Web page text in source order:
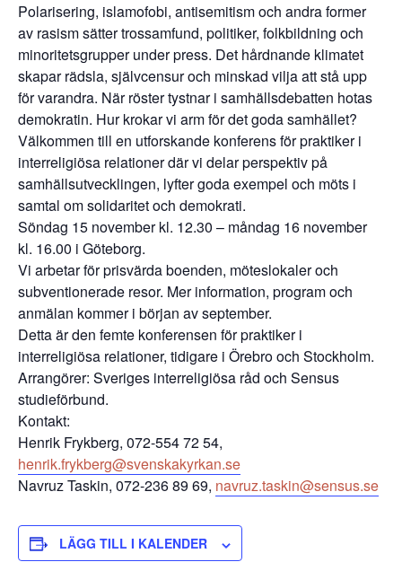
Polarisering, islamofobi, antisemitism och andra former
av rasism sätter trossamfund, politiker, folkbildning och
minoritetsgrupper under press. Det hårdnande klimatet
skapar rädsla, självcensur och minskad vilja att stå upp
för varandra. När röster tystnar i samhällsdebatten hotas
demokratin. Hur krokar vi arm för det goda samhället?
Välkommen till en utforskande konferens för praktiker i
interreligiösa relationer där vi delar perspektiv på
samhällsutvecklingen, lyfter goda exempel och möts i
samtal om solidaritet och demokrati.
Söndag 15 november kl. 12.30 – måndag 16 november
kl. 16.00 i Göteborg.
Vi arbetar för prisvärda boenden, möteslokaler och
subventionerade resor. Mer information, program och
anmälan kommer i början av september.
Detta är den femte konferensen för praktiker i
interreligiösa relationer, tidigare i Örebro och Stockholm.
Arrangörer: Sveriges interreligiösa råd och Sensus
studieförbund.
Kontakt:
Henrik Frykberg, 072-554 72 54,
henrik.frykberg@svenskakyrkan.se
Navruz Taskin, 072-236 89 69, navruz.taskin@sensus.se
LÄGG TILL I KALENDER